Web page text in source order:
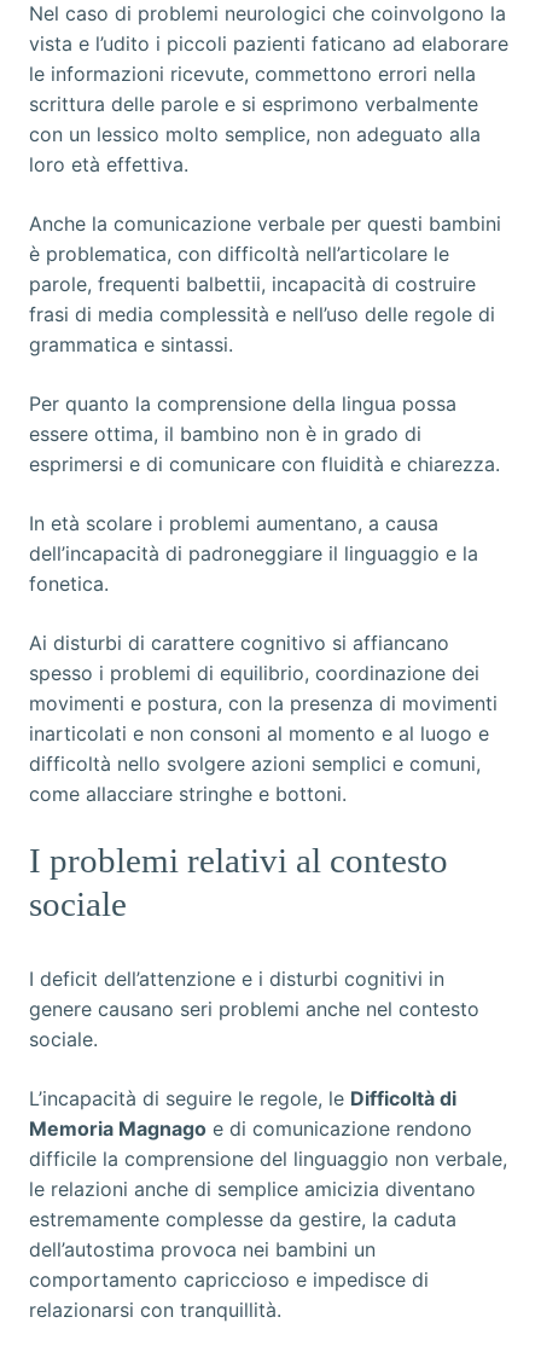
Nel caso di problemi neurologici che coinvolgono la
vista e l’udito i piccoli pazienti faticano ad elaborare
le informazioni ricevute, commettono errori nella
scrittura delle parole e si esprimono verbalmente
con un lessico molto semplice, non adeguato alla
loro età effettiva.
Anche la comunicazione verbale per questi bambini
è problematica, con difficoltà nell’articolare le
parole, frequenti balbettii, incapacità di costruire
frasi di media complessità e nell’uso delle regole di
grammatica e sintassi.
Per quanto la comprensione della lingua possa
essere ottima, il bambino non è in grado di
esprimersi e di comunicare con fluidità e chiarezza.
In età scolare i problemi aumentano, a causa
dell’incapacità di padroneggiare il linguaggio e la
fonetica.
Ai disturbi di carattere cognitivo si affiancano
spesso i problemi di equilibrio, coordinazione dei
movimenti e postura, con la presenza di movimenti
inarticolati e non consoni al momento e al luogo e
difficoltà nello svolgere azioni semplici e comuni,
come allacciare stringhe e bottoni.
I problemi relativi al contesto
sociale
I deficit dell’attenzione e i disturbi cognitivi in
genere causano seri problemi anche nel contesto
sociale.
L’incapacità di seguire le regole, le Difficoltà di
Memoria Magnago e di comunicazione rendono
difficile la comprensione del linguaggio non verbale,
le relazioni anche di semplice amicizia diventano
estremamente complesse da gestire, la caduta
dell’autostima provoca nei bambini un
comportamento capriccioso e impedisce di
relazionarsi con tranquillità.